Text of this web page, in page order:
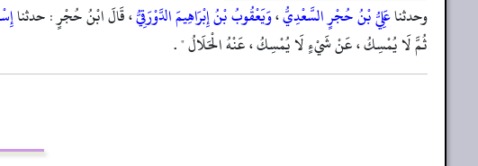
وحدثناعَلِيُّ بْنُ حُجْرٍ السَّعْدِيُّ،وَيَعْقُوبُ بْنُ إِبْرَاهِيمَ الدَّوْرَقِيُّ، قَالَ ابْنُ حُجْرٍ : حدثنا
ثُمَّ لَا يُمْسِكُ ، عَنْ شَيْءٍ لَا يُمْسِكُ ، عَنْهُ الْحَلَالُ " .